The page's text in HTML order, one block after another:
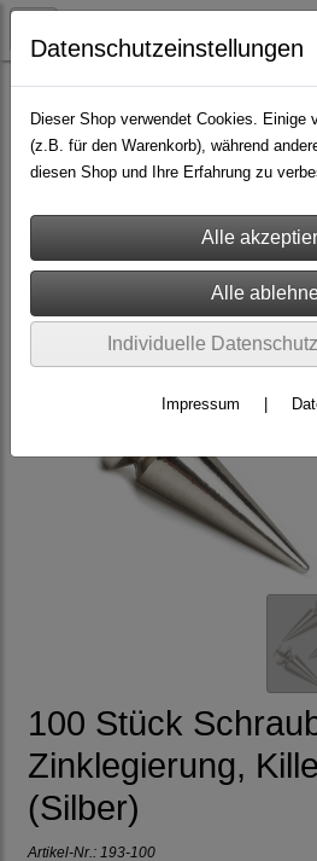
Nieten & Zubehör Schraubnieten >>
100 Stück
Zinklegierung,
(Silber)
Artikel-Nr.: 193-100
Datenschutzeinstellungen
Dieser Shop verwendet Cookies. Einige
(z.B. für den Warenkorb), während
diesen Shop und Ihre Erfahrung zu
Individuelle
Impressum